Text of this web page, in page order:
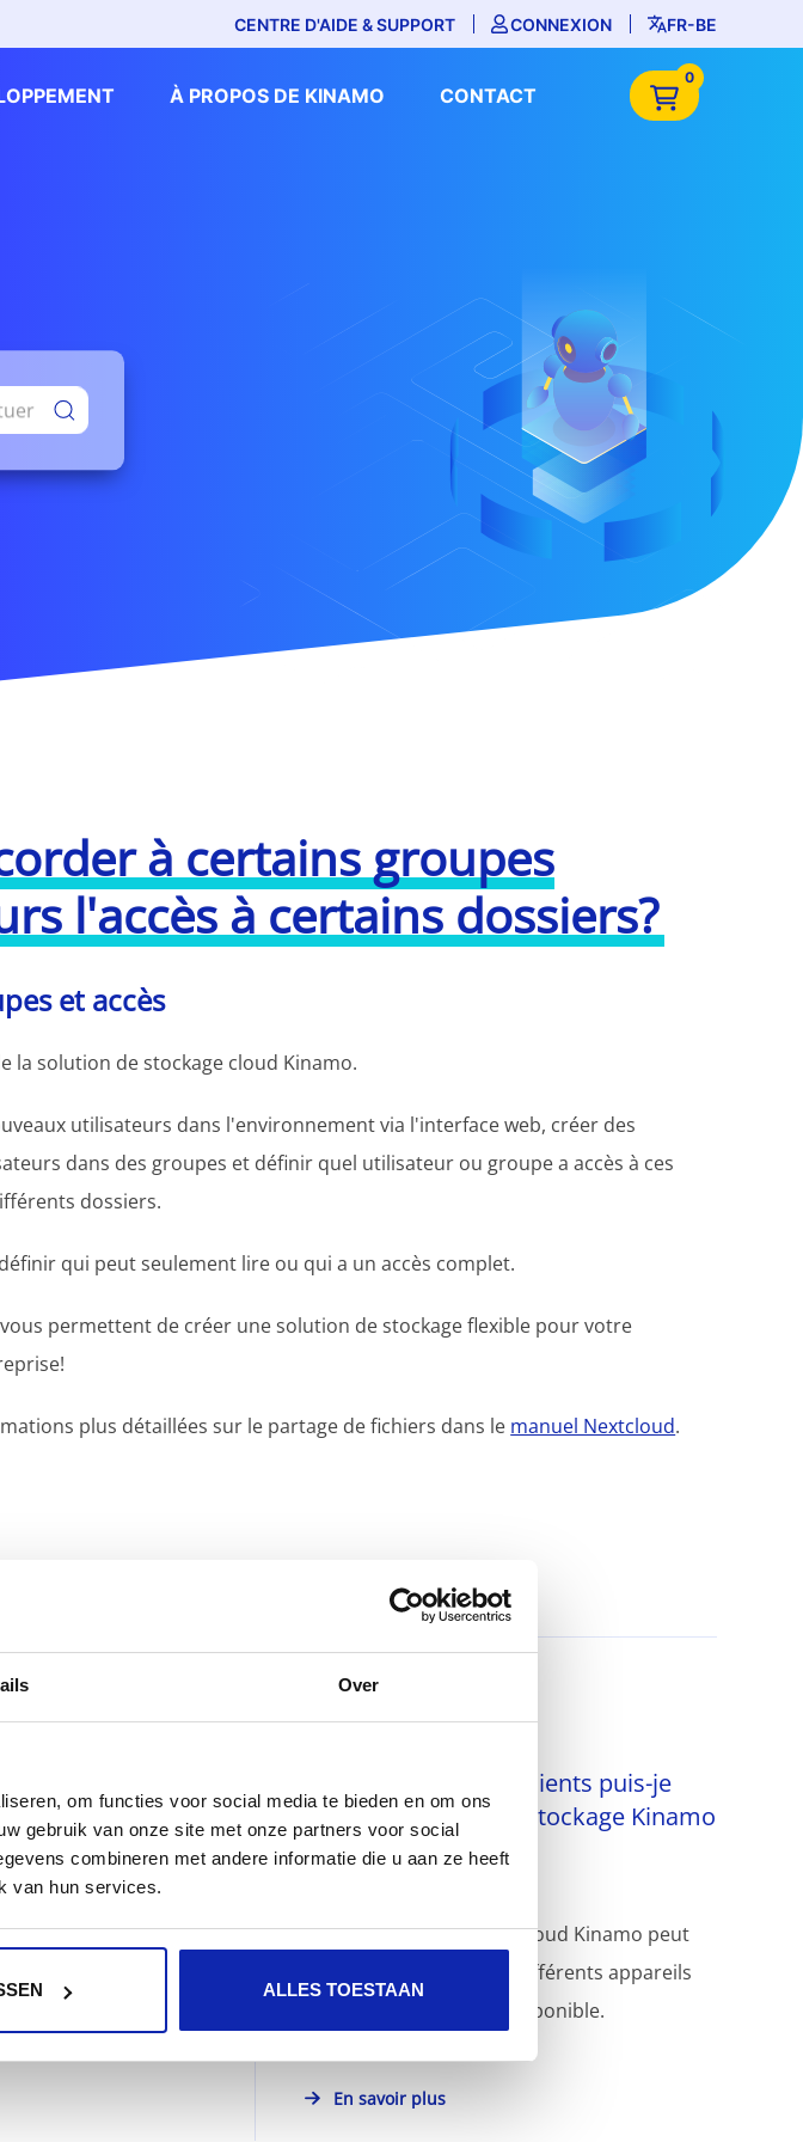
Over
om functies voor social media te bieden en om ons
gebruik van onze site met onze partners voor social
combineren met andere informatie die u aan ze heeft
van hun services.
ALLES TOESTAAN
CENTRE D'AIDE & SUPPORT CONNEXION FR-BE
À PROPOS DE KINAMO CONTACT
0
à certains groupes
l'accès à certains dossiers?
et accès
la solution de stockage cloud Kinamo.
utilisateurs dans l'environnement via l'interface web, créer des
dans des groupes et définir quel utilisateur ou groupe a accès à ces
dossiers.
qui peut seulement lire ou qui a un accès complet.
permettent de créer une solution de stockage flexible pour votre
plus détaillées sur le partage de fichiers dans le manuel Nextcloud.
abonnement au
est facilement
Sur quels appareils/clients puis-je
utiliser le service de stockage Kinamo
Nextcloud ?
La solution de stockage cloud Kinamo peut
être synchronisée avec différents appareils
grâce au logiciel client disponible.
En savoir plus